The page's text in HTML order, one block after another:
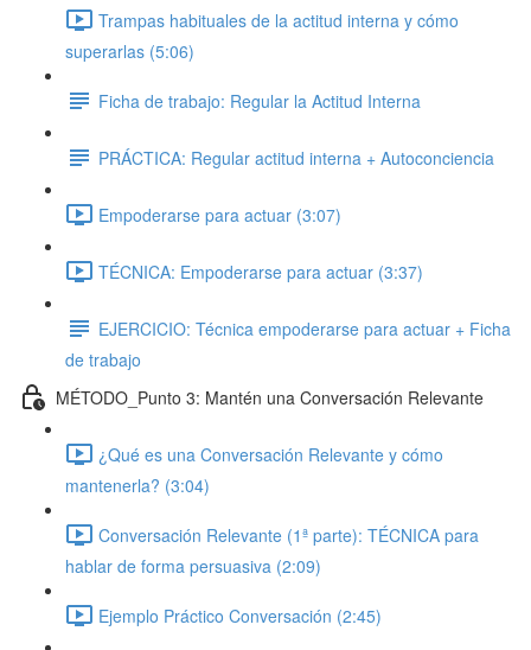
Trampas habituales de la actitud interna y cómo
superarlas (5:06)
Ficha de trabajo: Regular la Actitud Interna
PRÁCTICA: Regular actitud interna + Autoconciencia
Empoderarse para actuar (3:07)
TÉCNICA: Empoderarse para actuar (3:37)
EJERCICIO: Técnica empoderarse para actuar + Ficha
de trabajo
MÉTODO_Punto 3: Mantén una Conversación Relevante
¿Qué es una Conversación Relevante y cómo
mantenerla? (3:04)
Conversación Relevante (1ª parte): TÉCNICA para
hablar de forma persuasiva (2:09)
Ejemplo Práctico Conversación (2:45)